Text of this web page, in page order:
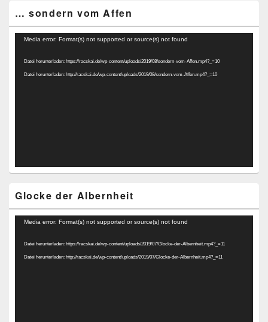
… sondern vom Affen
Video-
Media error: Format(s) not supported or source(s) not found
Datei herunterladen: https://racskai.de/wp-content/uploads/2019/08/sondern-vom-Affen.mp4?_=10
Datei herunterladen: http://racskai.de/wp-content/uploads/2019/08/sondern-vom-Affen.mp4?_=10
Glocke der Albernheit
Video-
Media error: Format(s) not supported or source(s) not found
Datei herunterladen: https://racskai.de/wp-content/uploads/2019/07/Glocke-der-Albernheit.mp4?_=11
Datei herunterladen: http://racskai.de/wp-content/uploads/2019/07/Glocke-der-Albernheit.mp4?_=11